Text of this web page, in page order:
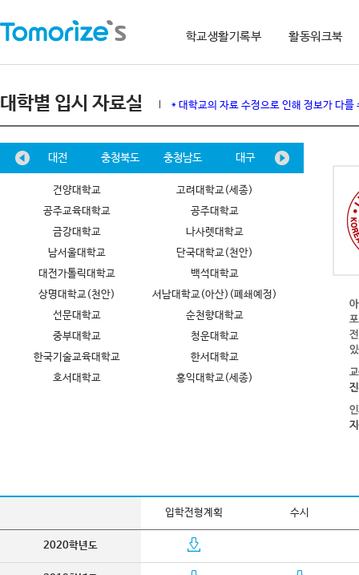
학교생활기록부 활동워크북
대학별 입시 자료실 * 대학교의 자료 수정으로 인해 정보가 다
대전 충청북도 충청남도 대구 경상북도
건양대학교
고려대학교(세종)
공주교육대학교
공주대학교
금강대학교
나사렛대학교
남서울대학교
단국대학교(천안)
대전가톨릭대학교
백석대학교
상명대학교(천안)
서남대학교(아산)(폐쇄예정)
선문대학교
순천향대학교
중부대학교
청운대학교
한국기술교육대학교
한서대학교
호서대학교
홍익대학교(세종)
입학전형계획 수시
2020학년도